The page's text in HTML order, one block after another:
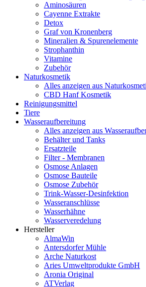
Aminosäuren
Cayenne Extrakte
Detox
Graf von Kronenberg
Mineralien & Spurenelemente
Strophanthin
Vitamine
Zubehör
Naturkosmetik
Alles anzeigen aus
CBD Hanf Kosmetik
Reinigungsmittel
Tiere
Wasseraufbereitung
Alles anzeigen aus
Behälter und Tanks
Ersatzteile
Filter - Membranen
Osmose Anlagen
Osmose Bauteile
Osmose Zubehör
Trink-Wasser-Desinfektion
Wasseranschlüsse
Wasserhähne
Wasserveredelung
Hersteller
AlmaWin
Antersdorfer Mühle
Arche Naturkost
Aries Umweltprodukte GmbH
Aronia Original
ATVerlag